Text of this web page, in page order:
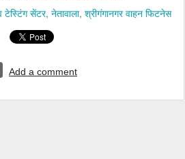
टेस्टिंग सेंटर नेतावाला श्रीगंगानगर वाहन फिटनेस
Add a comment